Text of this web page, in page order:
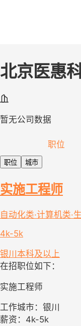
北京医惠
暂无公司数据
职位
职位 城市
实施工程师
自动化类·计算机类·
4k-5k
银川 本科及以上
在招职位如下：
实施工程师
工作城市：银川
薪资：4k-5k